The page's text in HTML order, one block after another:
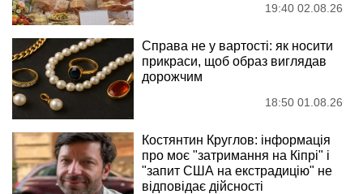
19:40 02.08.26
Справа не у вартості: як носити
прикраси, щоб образ виглядав
дорожчим
18:50 01.08.26
Костянтин Круглов: інформація
про моє "затримання на Кіпрі" і
"запит США на екстрадицію" не
відповідає дійсності